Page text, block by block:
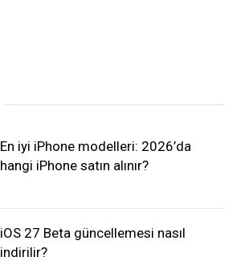
En iyi iPhone modelleri: 2026’da
hangi iPhone satın alınır?
iOS 27 Beta güncellemesi nasıl
indirilir?